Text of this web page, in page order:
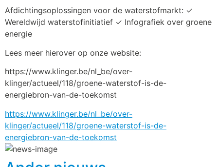
Afdichtingsoplossingen voor de waterstofmarkt: ✓
Wereldwijd waterstofinitiatief ✓ Infografiek over groene
energie
Lees meer hierover op onze website:
https://www.klinger.be/nl_be/over-
klinger/actueel/118/groene-waterstof-is-de-
energiebron-van-de-toekomst
https://www.klinger.be/nl_be/over-
klinger/actueel/118/groene-waterstof-is-de-
energiebron-van-de-toekomst